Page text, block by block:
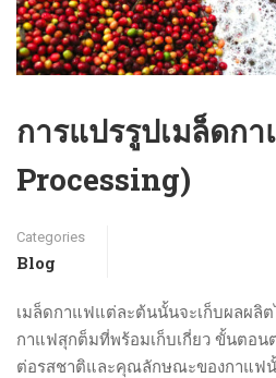
การแปรรูปเมล็ดก
Processing)
Categories
Blog
เมล็ดกาแฟแต่ละต้นนั้นจะเก็บผลผลิต
กาแฟสุกต็มที่พร้อมเก็บเกี่ยว ขั้นตอ
ต่อรสชาติและคุณลักษณะของกาแฟ